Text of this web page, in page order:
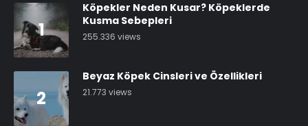
1
Köpekler Neden Kusar? Köpeklerde
Kusma Sebepleri
255.336 views
2
Beyaz Köpek Cinsleri ve Özellikleri
21.773 views